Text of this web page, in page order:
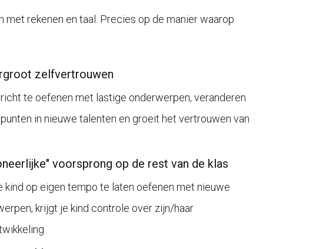
rekenen en taal. Precies op de manier waarop
zelfvertrouwen
te oefenen met lastige onderwerpen, veranderen
in nieuwe talenten en groeit het vertrouwen van
voorsprong op de rest van de klas
kind op eigen tempo te laten oefenen met nieuwe
krijgt je kind controle over zijn/haar